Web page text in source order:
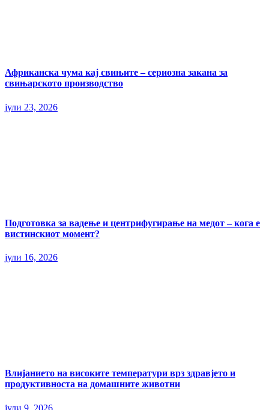
Африканска чума кај свињите – сериозна закана за
свињарското производство
јули 23, 2026
Подготовка за вадење и центрифугирање на медот – кога е
вистинскиот момент?
јули 16, 2026
Влијанието на високите температури врз здравјето и
продуктивноста на домашните животни
јули 9, 2026